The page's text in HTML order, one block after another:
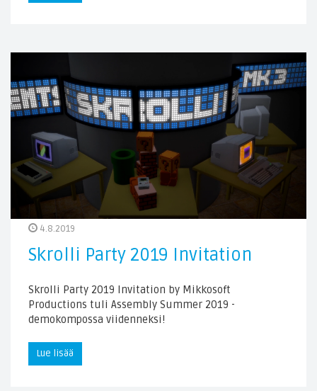
4.8.2019
Skrolli Party 2019 Invitation
Skrolli Party 2019 Invitation by Mikkosoft
Productions tuli Assembly Summer 2019 -
demokompossa viidenneksi!
Lue lisää